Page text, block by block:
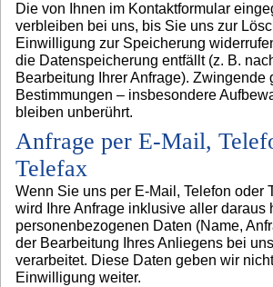
Die von Ihnen im Kontaktformular
verbleiben bei uns, bis Sie uns zur
Einwilligung zur Speicherung
die Datenspeicherung entfällt (z. B.
Bearbeitung Ihrer Anfrage). Zwingende
Bestimmungen – insbesondere
bleiben unberührt.
Anfrage per E-Mail,
Telefax
Wenn Sie uns per E-Mail, Telefon oder
wird Ihre Anfrage inklusive aller daraus
personenbezogenen Daten (Name,
der Bearbeitung Ihres Anliegens bei
verarbeitet. Diese Daten geben wir
Einwilligung weiter.